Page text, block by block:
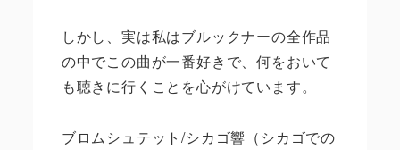
しかし、実は私はブルックナーの全作品
の中でこの曲が一番好きで、何をおいて
も聴きに行くことを心がけています。
ブロムシュテット/シカゴ響（シカゴでの